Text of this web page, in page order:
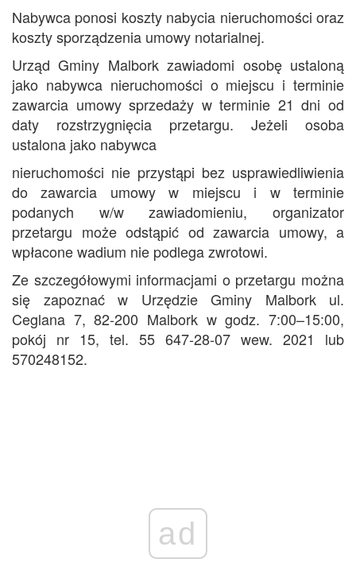
Nabywca ponosi koszty nabycia nieruchomości oraz
koszty sporządzenia umowy notarialnej.
Urząd Gminy Malbork zawiadomi osobę ustaloną
jako nabywca nieruchomości o miejscu i terminie
zawarcia umowy sprzedaży w terminie 21 dni od
daty rozstrzygnięcia przetargu. Jeżeli osoba
ustalona jako nabywca
nieruchomości nie przystąpi bez usprawiedliwienia
do zawarcia umowy w miejscu i w terminie
podanych w/w zawiadomieniu, organizator
przetargu może odstąpić od zawarcia umowy, a
wpłacone wadium nie podlega zwrotowi.
Ze szczegółowymi informacjami o przetargu można
się zapoznać w Urzędzie Gminy Malbork ul.
Ceglana 7, 82-200 Malbork w godz. 7:00–15:00,
pokój nr 15, tel. 55 647-28-07 wew. 2021 lub
570248152.
ad